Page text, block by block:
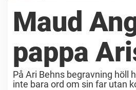
Maud
pappa
På Ari Behns begravning höll
inte bara ord om sin far utan